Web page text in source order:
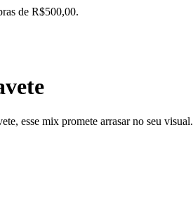
de R$500,00.
esse mix promete arrasar no seu visual.